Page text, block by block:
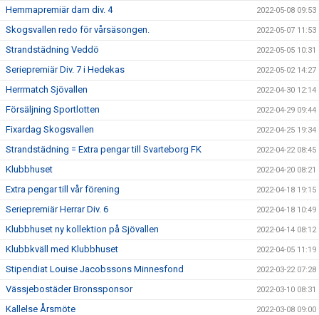
Hemmapremiär dam div. 4 2022-05-08 09:53
Skogsvallen redo för vårsäsongen. 2022-05-07 11:53
Strandstädning Veddö 2022-05-05 10:31
Seriepremiär Div. 7 i Hedekas 2022-05-02 14:27
Herrmatch Sjövallen 2022-04-30 12:14
Försäljning Sportlotten 2022-04-29 09:44
Fixardag Skogsvallen 2022-04-25 19:34
Strandstädning = Extra pengar till Svarteborg FK 2022-04-22 08:45
Klubbhuset 2022-04-20 08:21
Extra pengar till vår förening 2022-04-18 19:15
Seriepremiär Herrar Div. 6 2022-04-18 10:49
Klubbhuset ny kollektion på Sjövallen 2022-04-14 08:12
Klubbkväll med Klubbhuset 2022-04-05 11:19
Stipendiat Louise Jacobssons Minnesfond 2022-03-22 07:28
Vässjebostäder Bronssponsor 2022-03-10 08:31
Kallelse Årsmöte 2022-03-08 09:00